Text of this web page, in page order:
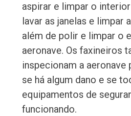
aspirar e limpar o
lavar as janelas e limpar
além de polir e limpar o
aeronave. Os faxineiros
inspecionam a aeronave
se há algum dano e se
equipamentos de
funcionando.